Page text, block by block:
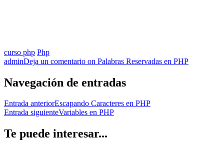
curso php Php
adminDeja un comentario on Palabras Reservadas en PHP
Navegación de entradas
Entrada anteriorEscapando Caracteres en PHP
Entrada siguienteVariables en PHP
Te puede interesar...